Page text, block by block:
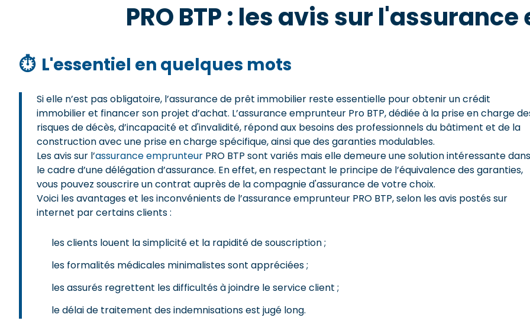
PRO BTP : les avis sur
⏱ L'essentiel en quelques mots
Si elle n’est pas obligatoire, l’assurance de prêt immobilier reste essentielle pour obtenir un crédit
immobilier et financer son projet d’achat. L’assurance emprunteur Pro BTP, dédiée à la prise en charge
risques de décès, d’incapacité et d'invalidité, répond aux besoins des professionnels du bâtiment et de la
construction avec une prise en charge spécifique, ainsi que des garanties modulables.
Les avis sur l’assurance emprunteur PRO BTP sont variés mais elle demeure une solution intéressante dans
le cadre d’une délégation d’assurance. En effet, en respectant le principe de l’équivalence des garanties,
vous pouvez souscrire un contrat auprès de la compagnie d'assurance de votre choix.
Voici les avantages et les inconvénients de l’assurance emprunteur PRO BTP, selon les avis postés sur
internet par certains clients :
les clients louent la simplicité et la rapidité de souscription ;
les formalités médicales minimalistes sont appréciées ;
les assurés regrettent les difficultés à joindre le service client ;
le délai de traitement des indemnisations est jugé long.